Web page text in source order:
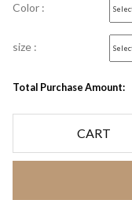
Color :
size :
Total Purchase Amount:
CART